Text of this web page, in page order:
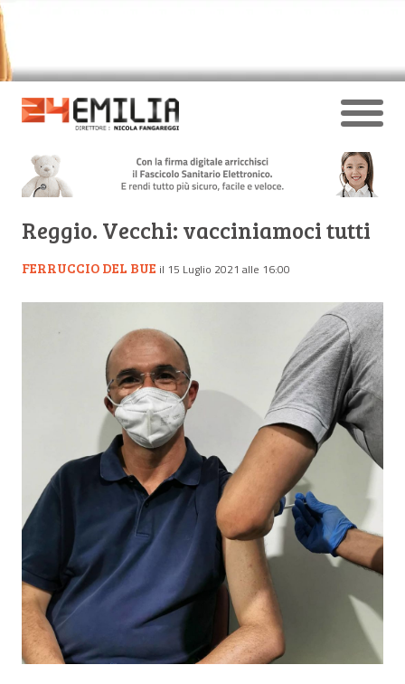
Reggio. Vecchi: vacciniamoci tutti
FERRUCCIO DEL BUE il 15 Luglio 2021 alle 16:00